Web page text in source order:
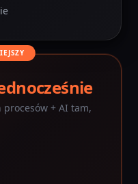
procesów + AI tam,